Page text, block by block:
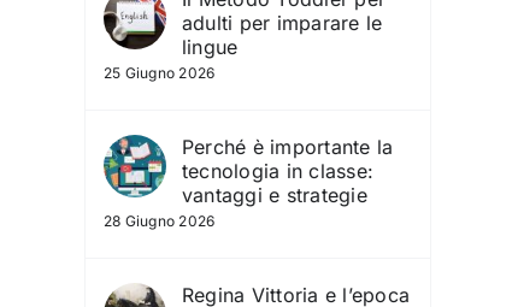
adulti per imparare le
lingue
25 Giugno 2026
Perché è importante la
tecnologia in classe:
vantaggi e strategie
28 Giugno 2026
Regina Vittoria e l’epoca